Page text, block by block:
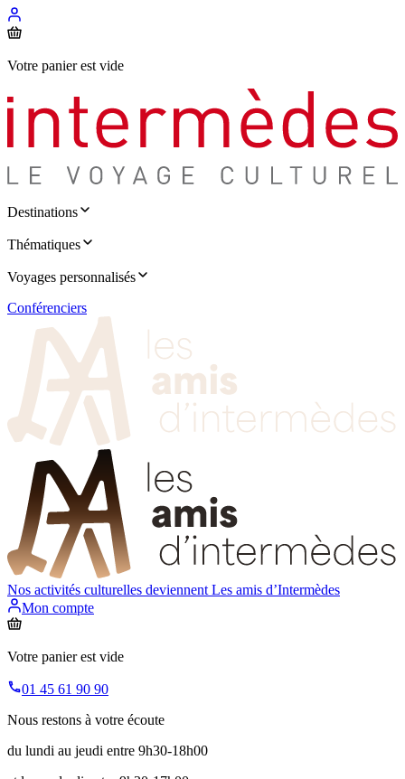
Votre panier est vide
Destinations
Thématiques
Voyages personnalisés
Conférenciers
Nos activités culturelles deviennent Les amis d’Intermèdes
Mon compte
Votre panier est vide
01 45 61 90 90
Nous restons à votre écoute
du lundi au jeudi entre 9h30-18h00